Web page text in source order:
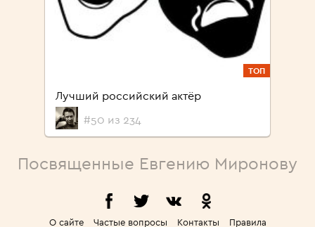
ТОП
Лучший российский актёр
#50 из 234
Посвященные Евгению Миронову
О сайте Частые вопросы Контакты Правила